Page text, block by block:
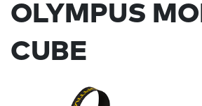
OLYMPUS
CUBE